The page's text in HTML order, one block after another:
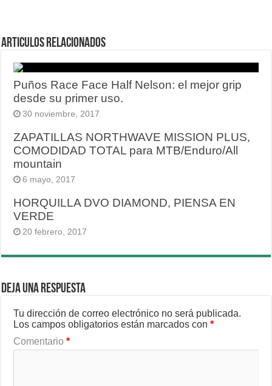
Articulos relacionados
Puños Race Face Half Nelson: el mejor grip
desde su primer uso.
30 noviembre, 2017
ZAPATILLAS NORTHWAVE MISSION PLUS,
COMODIDAD TOTAL para MTB/Enduro/All
mountain
6 mayo, 2017
HORQUILLA DVO DIAMOND, PIENSA EN
VERDE
20 febrero, 2017
Deja una respuesta
Tu dirección de correo electrónico no será publicada.
Los campos obligatorios están marcados con*
Comentario*